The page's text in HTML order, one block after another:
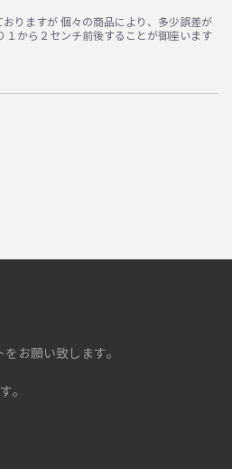
りますが 個々の商品により、多少誤差が
１から２センチ前後することが御座います
お願い致します。
。